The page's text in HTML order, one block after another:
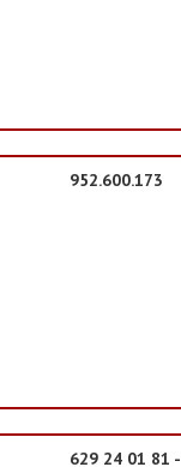
952.600.173
629 24 01 81 -